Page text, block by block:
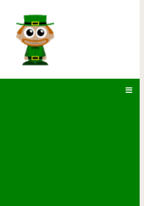
хотел построить домик на